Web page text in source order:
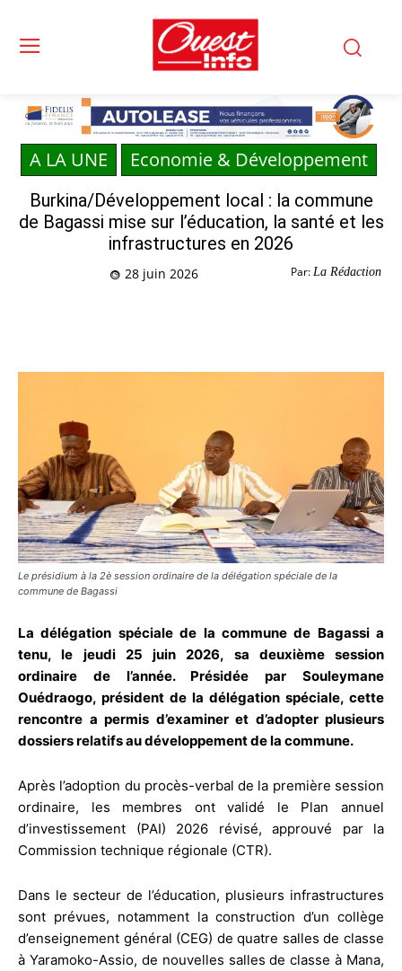
A LA UNE Economie & Développement
Burkina/Développement local : la commune
de Bagassi mise sur l’éducation, la santé et les
infrastructures en 2026
Par: La Rédaction
28 juin 2026
Le présidium à la 2è session ordinaire de la délégation spéciale de la
commune de Bagassi
La délégation spéciale de la commune de Bagassi a
tenu, le jeudi 25 juin 2026, sa deuxième session
ordinaire de l’année. Présidée par Souleymane
Ouédraogo, président de la délégation spéciale, cette
rencontre a permis d’examiner et d’adopter plusieurs
dossiers relatifs au développement de la commune.
Après l’adoption du procès-verbal de la première session
ordinaire, les membres ont validé le Plan annuel
d’investissement (PAI) 2026 révisé, approuvé par la
Commission technique régionale (CTR).
Dans le secteur de l’éducation, plusieurs infrastructures
sont prévues, notamment la construction d’un collège
d’enseignement général (CEG) de quatre salles de classe
à Yaramoko-Assio, de nouvelles salles de classe à Mana,